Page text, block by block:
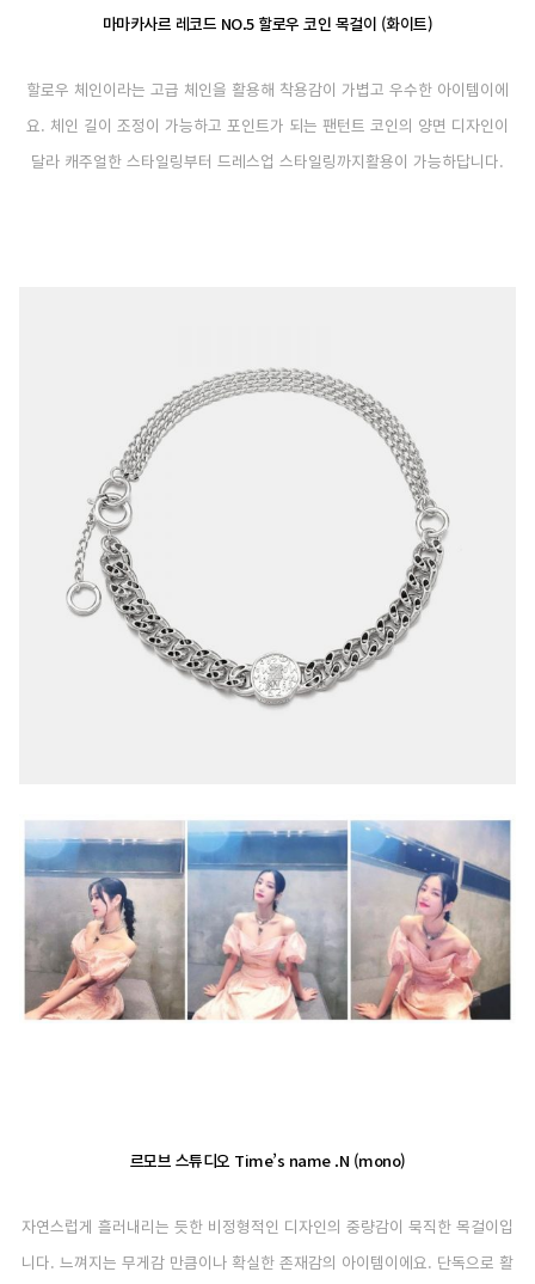
마마카사르 레코드 NO.5 할로우 코인 목걸이 (화이트)
할로우 체인이라는 고급 체인을 활용해 착용감이 가볍고 우수한 아이템이에
요. 체인 길이 조정이 가능하고 포인트가 되는 팬턴트 코인의 양면 디자인이
달라 캐주얼한 스타일링부터 드레스업 스타일링까지활용이 가능하답니다.
르모브 스튜디오 Time’s name .N (mono)
자연스럽게 흘러내리는 듯한 비정형적인 디자인의 중량감이 묵직한 목걸이입
니다. 느껴지는 무게감 만큼이나 확실한 존재감의 아이템이에요. 단독으로 활